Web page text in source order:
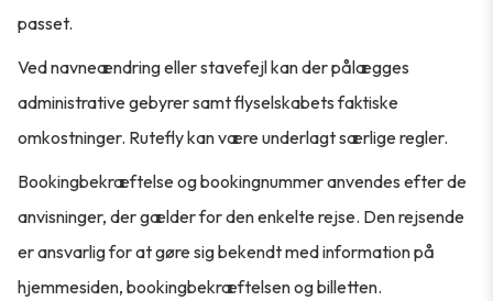
passet.
Ved navneændring eller stavefejl kan der pålægges
administrative gebyrer samt flyselskabets faktiske
omkostninger. Rutefly kan være underlagt særlige regler.
Bookingbekræftelse og bookingnummer anvendes efter de
anvisninger, der gælder for den enkelte rejse. Den rejsende
er ansvarlig for at gøre sig bekendt med information på
hjemmesiden, bookingbekræftelsen og billetten.